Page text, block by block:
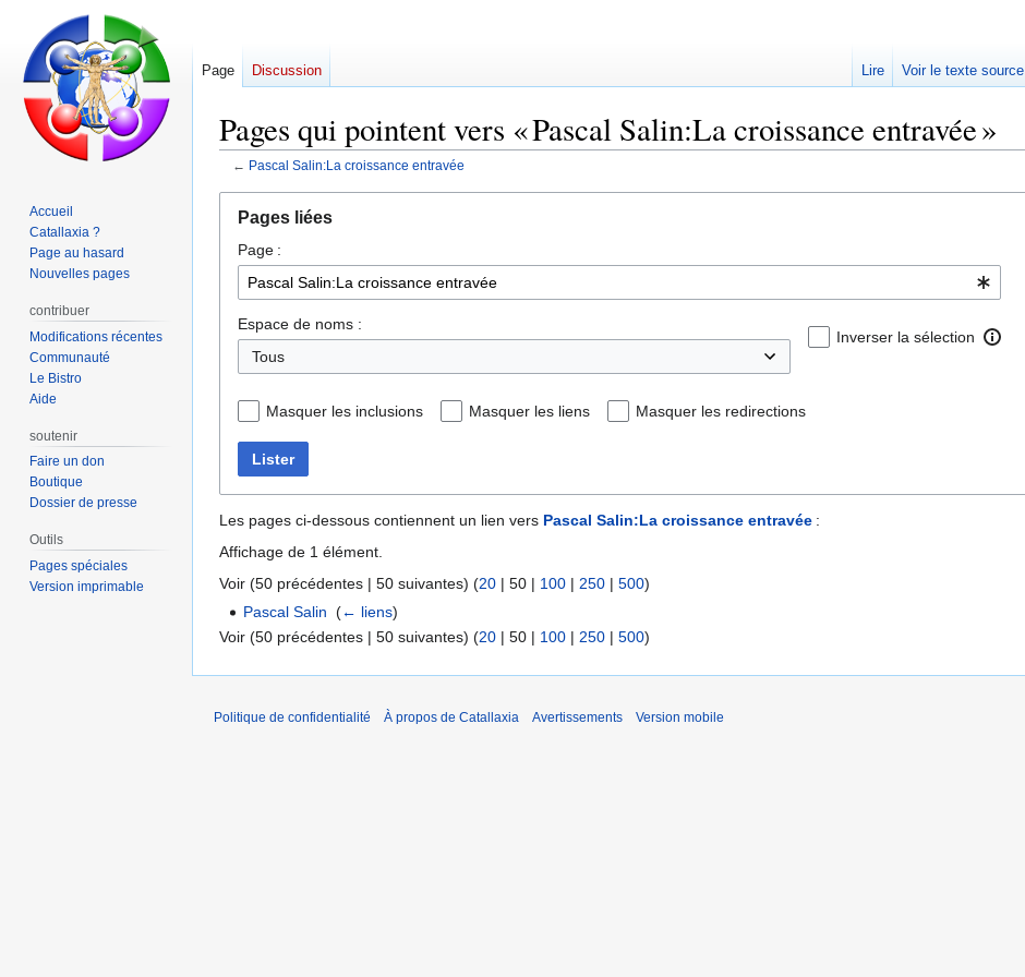
Pages qui pointent vers « Pascal Salin:La croissance entravée »
← Pascal Salin:La croissance entravée
navigation
recherche
Pages liées
Page :
Espace de noms :
Inverser la sélection
Masquer les inclusions Masquer les liens Masquer les redirections
Lister
Les pages ci-dessous contiennent un lien vers Pascal Salin:La croissance entravée :
Affichage de 1 élément.
Voir (50 précédentes | 50 suivantes) (20 | 50 | 100 | 250 | 500)
Pascal Salin ‎(← liens)
Voir (50 précédentes | 50 suivantes) (20 | 50 | 100 | 250 | 500)
Page Discussion Lire Voir le texte source
Accueil
Catallaxia ?
Page au hasard
Nouvelles pages
contribuer
Modifications récentes
Communauté
Le Bistro
Aide
soutenir
Faire un don
Boutique
Dossier de presse
Outils
Pages spéciales
Version imprimable
Politique de confidentialité À propos de Catallaxia Avertissements Version mobile